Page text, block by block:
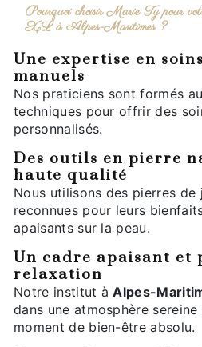
Pourquoi choisir Marie Ty pour votre Massage Gua Sha
XL à Alpes-Maritimes ?
Une expertise en soins naturels et
manuels
Nos praticiens sont formés aux meilleures
techniques pour offrir des
personnalisés.
Des outils en pierre naturelle de
haute qualité
Nous utilisons des pierres de jade et de quartz rose,
reconnues pour leurs
apaisants sur la peau.
Un cadre apaisant et propice à la
relaxation
Notre institut àAlpes-
dans une atmosphère
moment de bien-être absolu.